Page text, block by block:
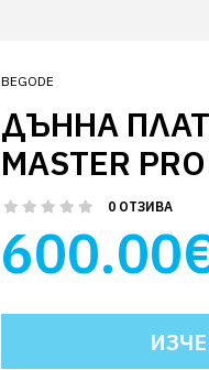
BEGODE
ДЪННА
MASTER PRO
0 ОТЗИВА